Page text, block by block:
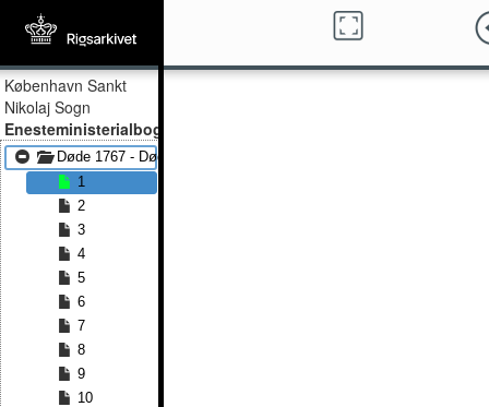
København Sankt
Nikolaj Sogn
Enesteministerialbog
Døde 1767 - Døde 1797
1
2
3
4
5
6
7
8
9
10